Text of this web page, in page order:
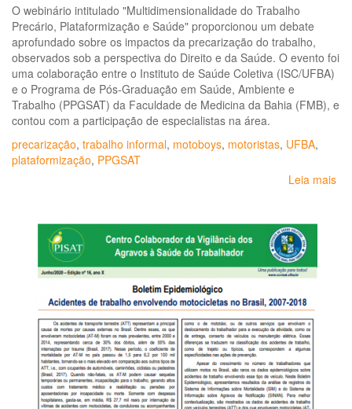
O webinário intitulado "Multidimensionalidade do Trabalho
Precário, Plataformização e Saúde" proporcionou um debate
aprofundado sobre os impactos da precarização do trabalho,
observados sob a perspectiva do Direito e da Saúde. O evento foi
uma colaboração entre o Instituto de Saúde Coletiva (ISC/UFBA)
e o Programa de Pós-Graduação em Saúde, Ambiente e
Trabalho (PPGSAT) da Faculdade de Medicina da Bahia (FMB), e
contou com a participação de especialistas na área.
precarização, trabalho informal, motoboys, motoristas, UFBA,
plataformização, PPGSAT
Leia mais